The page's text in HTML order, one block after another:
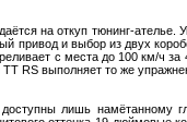
на откуп тюнинг-
привод и выбор из двух
с места до 100 км/ч
RS выполняет то же
лишь намётанному